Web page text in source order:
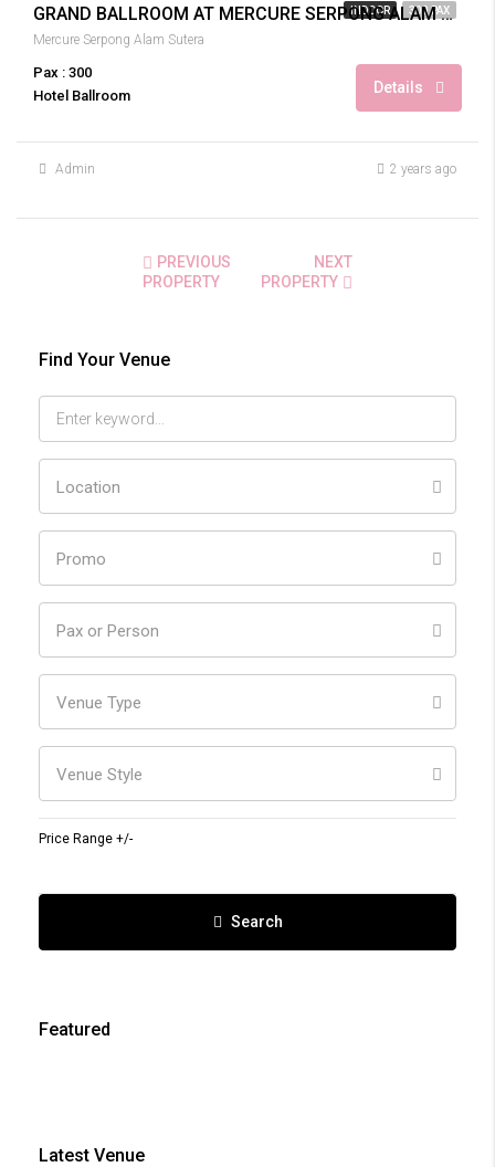
INDOOR 300 PAX
GRAND BALLROOM AT MERCURE SERPONG ALAM SUTERA WEDDING 300 PAX
Mercure Serpong Alam Sutera
Pax : 300
Hotel Ballroom
Details
Admin 2 years ago
PREVIOUS
PROPERTY
NEXT
PROPERTY
Find Your Venue
Location
Promo
Pax or Person
Venue Type
Venue Style
Price Range +/-
Search
Featured
Latest Venue